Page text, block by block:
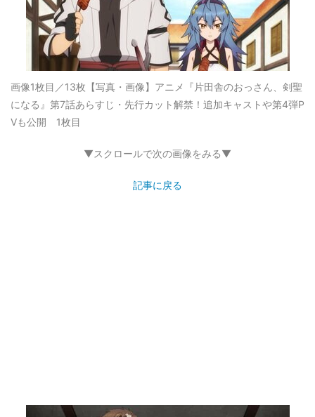
画像1枚目／13枚 【写真・画像】アニメ『片田舎のおっさん、剣聖
になる』第7話あらすじ・先行カット解禁！追加キャストや第4弾P
Vも公開 1枚目
▼スクロールで次の画像をみる▼
記事に戻る